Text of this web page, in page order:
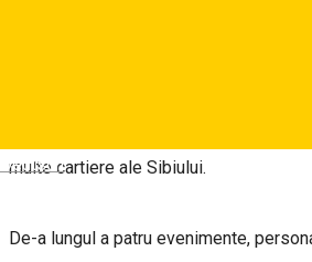
Deutsch
multe cartiere ale Sibiului.
De-a lungul a patru evenimente,